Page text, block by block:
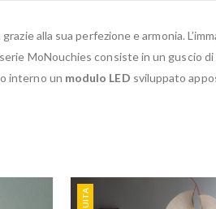
alla sua perfezione e armonia.
MoNouchies consiste in un guscio di
interno un modulo LED sviluppato